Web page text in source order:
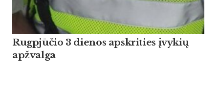
Rugpjūčio 3 dienos apskrities įvykių
apžvalga